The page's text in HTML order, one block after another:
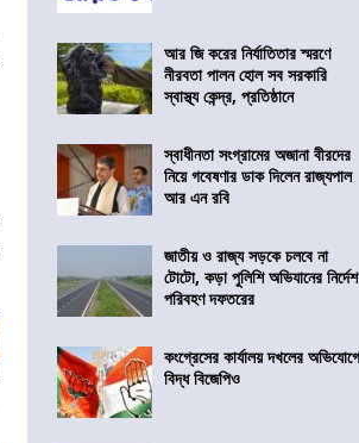
আর জি করের নির্যাতিতার স্মরণে
নীরবতা পালন হোল সব সরকারি
স্বাস্থ্য কেন্দ্র, প্রতিষ্ঠানে
স্বাধীনতা সংগ্রামের অজানা বীরদের
নিয়ে গবেষণার ডাক দিলেন রাজ্যপাল
আর এন রবি
জাতীয় ও রাজ্য সড়কে চলবে না
টোটো, কড়া পুলিশি অভিযানের নির্দেশ
পরিবহণ দফতরের
কংগ্রেসের কার্যালয় দখলের
বিদ্ধ বিজেপিও